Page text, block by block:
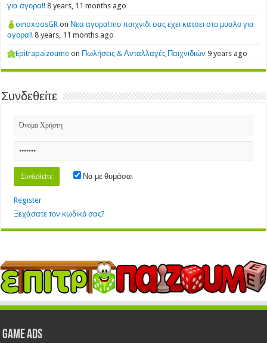
για αγορα!! 8 years, 11 months ago
oinoxoosGR on Νεα αγορα!πιο παιχνιδι σας εχει κατσει στο μυαλο για
αγορα!! 8 years, 11 months ago
Epitrapaizoume on Πωλήσεις & Ανταλλαγές Παιχνιδιών 9 years ago
Συνδεθείτε
Να με θυμάσαι
Register
Ξεχάσατε τον κωδικό σας?
GAME ADS